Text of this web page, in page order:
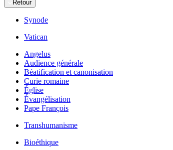
Retour
Synode
Vatican
Angelus
Audience générale
Béatification et canonisation
Curie romaine
Église
Évangélisation
Pape François
Transhumanisme
Bioéthique